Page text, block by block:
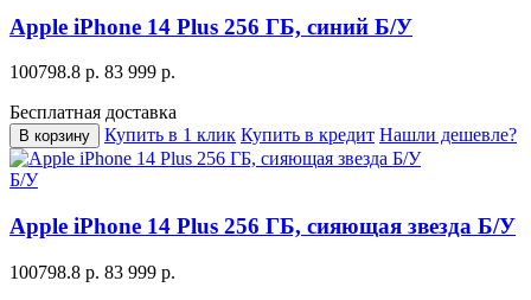
Apple iPhone 14 Plus 256 ГБ, синий Б/У
100798.8 р. 83 999 р.
Бесплатная доставка
В корзину Купить в 1 клик Купить в кредит Нашли дешевле?
Б/У
Apple iPhone 14 Plus 256 ГБ, сияющая звезда Б/У
100798.8 р. 83 999 р.